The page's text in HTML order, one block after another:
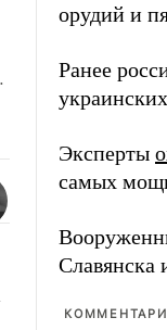
орудий и
Ранее
Эксперты
самых
Славянска